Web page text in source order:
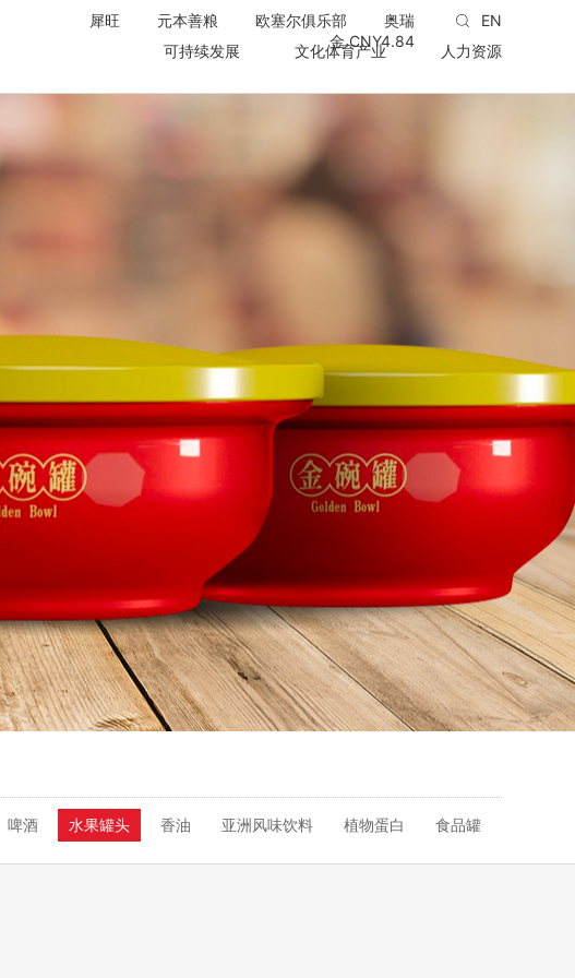
可持续发展 文化体育产业 人力资源
犀旺 元本善粮 欧塞尔俱乐部
奥瑞
金 CNY4.84
EN
啤酒 水果罐头 香油 亚洲风味饮料 植物蛋白 食品罐